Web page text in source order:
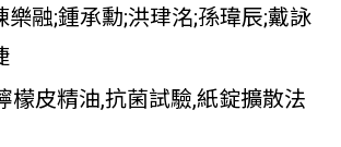
樂融;鍾承勳;洪珒洺;孫瑋辰;戴詠
檬皮精油,抗菌試驗,紙錠擴散法